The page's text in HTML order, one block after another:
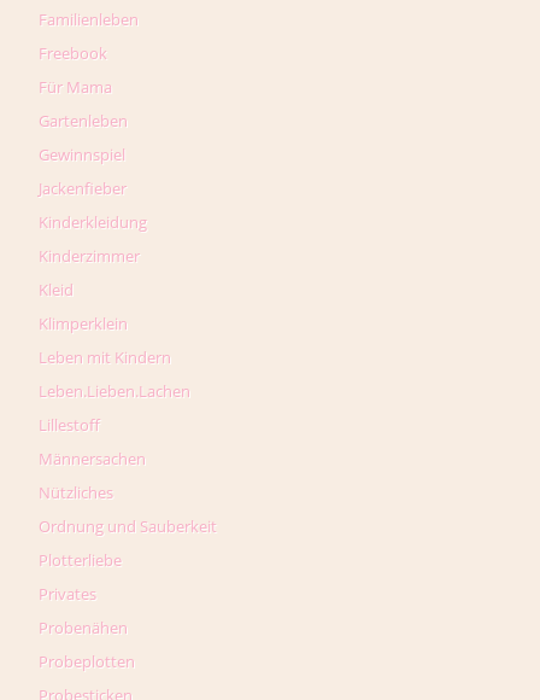
Familienleben
Freebook
Für Mama
Gartenleben
Gewinnspiel
Jackenfieber
Kinderkleidung
Kinderzimmer
Kleid
Klimperklein
Leben mit Kindern
Leben.Lieben.Lachen
Lillestoff
Männersachen
Nützliches
Ordnung und Sauberkeit
Plotterliebe
Privates
Probenähen
Probeplotten
Probesticken